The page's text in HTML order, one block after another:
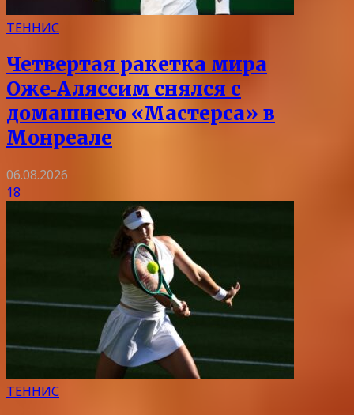
ТЕННИС
Четвертая ракетка мира
Оже‑Аляссим снялся с
домашнего «Мастерса» в
Монреале
06.08.2026
18
ТЕННИС